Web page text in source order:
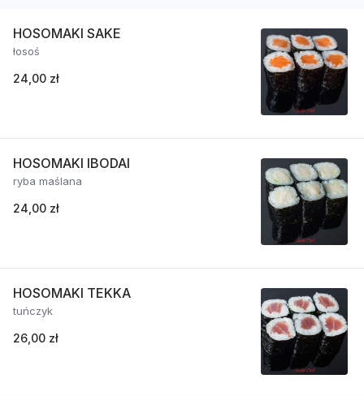
HOSOMAKI SAKE
łosoś
24,00 zł
HOSOMAKI IBODAI
ryba maślana
24,00 zł
HOSOMAKI TEKKA
tuńczyk
26,00 zł